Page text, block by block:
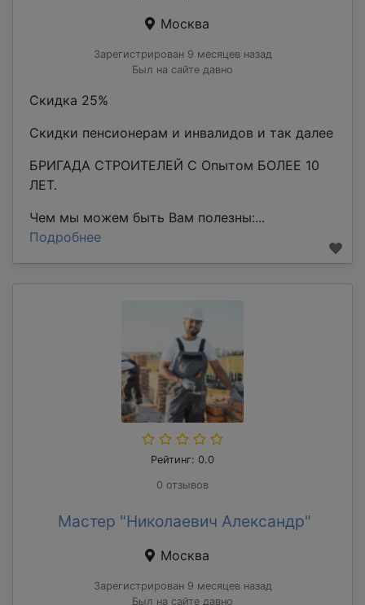
Москва
Зарегистрирован 9 месяцев назад
Был на сайте давно
Скидка 25%
Скидки пенсионерам и инвалидов и так далее
БРИГАДА СТРОИТЕЛЕЙ С Опытом БОЛЕЕ 10
ЛЕТ.
Чем мы можем быть Вам полезны:...
Подробнее
Рейтинг: 0.0
0 отзывов
Мастер "Николаевич Александр"
Москва
Зарегистрирован 9 месяцев назад
Был на сайте давно